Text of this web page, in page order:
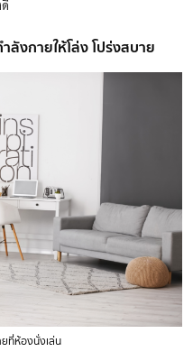
ลังกายให้โล่ง โปร่งสบาย
ที่ห้องนั่งเล่น